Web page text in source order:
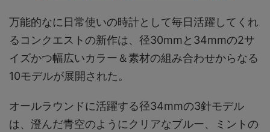
万能的なに日常使いの時計として毎日活躍してくれ
るコンクエストの新作は、径30mmと34mmの2サ
イズかつ幅広いカラー＆素材の組み合わせからなる
10モデルが展開された。
オールラウンドに活躍する径34mmの3針モデル
は、澄んだ青空のようにクリアなブルー、ミントの